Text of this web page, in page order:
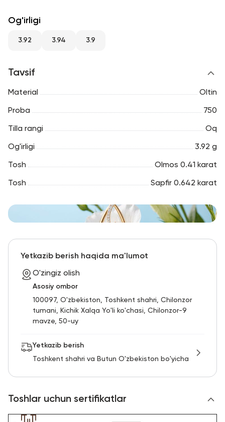
Og'irligi
3.92 3.94 3.9
Tavsif
Material Oltin
Proba 750
Tilla rangi Oq
Og'irligi 3.92 g
Tosh Olmos 0.41 karat
Tosh Sapfir 0.642 karat
Yetkazib berish haqida ma'lumot
O'zingiz olish
Asosiy ombor
100097, O'zbekiston, Toshkent shahri, Chilonzor
tumani, Kichik Xalqa Yo'li ko'chasi, Chilonzor-9
mavze, 50-uy
Yetkazib berish
Toshkent shahri va Butun O'zbekiston bo'yicha
Toshlar uchun sertifikatlar